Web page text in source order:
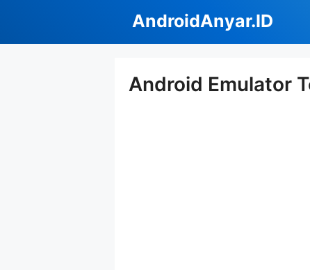
isi
AndroidAnyar.ID
Android Emulator